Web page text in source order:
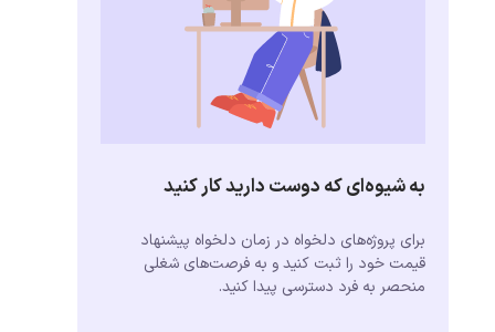
به شیوه‌ای که دوست دارید کار کنید
برای پروژه‌های دلخواه در زمان دلخواه پیشنهاد
قیمت خود را ثبت کنید و به فرصت‌های شغلی
منحصر به فرد دسترسی پیدا کنید.